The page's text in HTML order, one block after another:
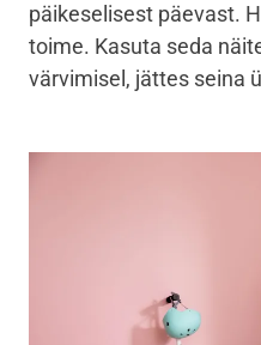
päikeselisest päevast.
toime. Kasuta seda
värvimisel, jättes seina